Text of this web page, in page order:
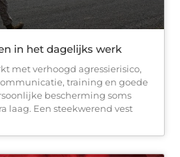
in het dagelijks werk
met verhoogd agressierisico,
training en goede
bescherming soms
laag. Een steekwerend vest